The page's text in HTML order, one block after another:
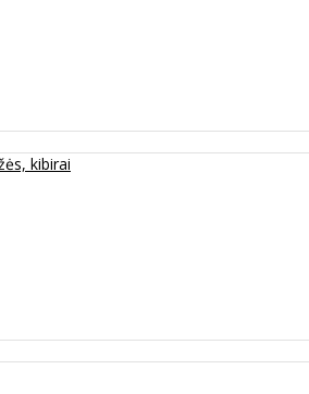
kibirai